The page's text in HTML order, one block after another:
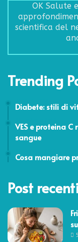
OK Salute
scientifica del
Trending
Diabete: stili di
VES e proteina
sangue
Cosa mangiare
Post